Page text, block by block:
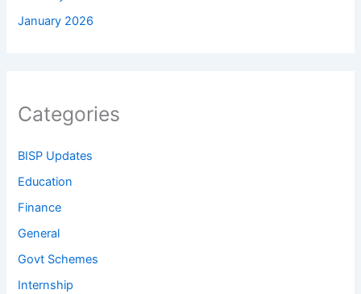
January 2026
Categories
BISP Updates
Education
Finance
General
Govt Schemes
Internship